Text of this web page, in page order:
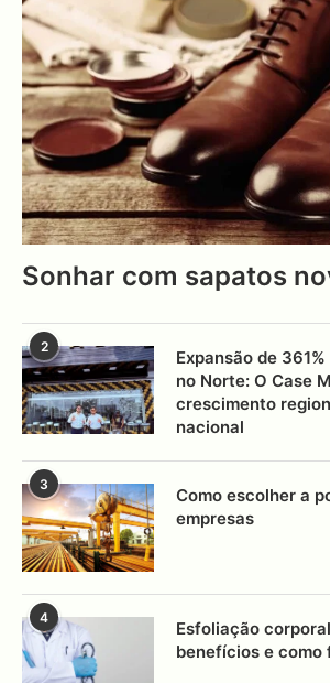
Sonhar com sapatos
2
Expansão de
no Norte: O Case
crescimento
nacional
3
Como escolher a
empresas
4
Esfoliação
benefícios e como